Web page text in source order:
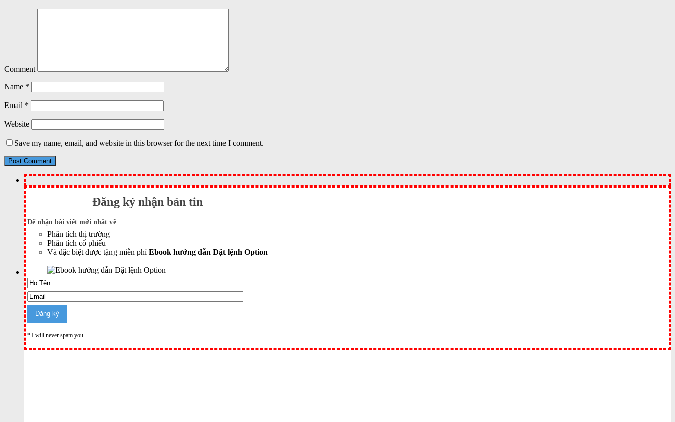
Comment
Name *
Email *
Website
Save my name, email, and website in this browser for the next time I comment.
Đăng ký nhận bản tin
Để nhận bài viết mới nhất về
Phân tích thị trường
Phân tích cổ phiếu
Và đặc biệt được tặng miễn phíEbook hướng dẫn Đặt lệnh Option
* I will never spam you